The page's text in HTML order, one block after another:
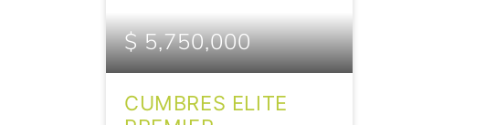
$ 5,750,000
CUMBRES ELITE